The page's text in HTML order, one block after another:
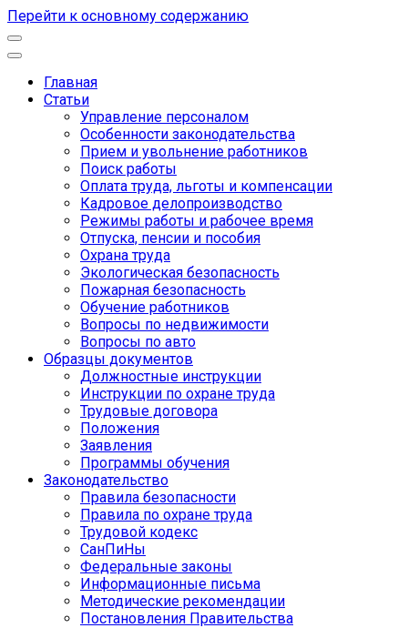
Перейти к основному содержанию
Основная
навигация
Главная
Статьи
Управление персоналом
Особенности законодательства
Прием и увольнение работников
Поиск работы
Оплата труда, льготы и компенсации
Кадровое делопроизводство
Режимы работы и рабочее время
Отпуска, пенсии и пособия
Охрана труда
Экологическая безопасность
Пожарная безопасность
Обучение работников
Вопросы по недвижимости
Вопросы по авто
Образцы документов
Должностные инструкции
Инструкции по охране труда
Трудовые договора
Положения
Заявления
Программы обучения
Законодательство
Правила безопасности
Правила по охране труда
Трудовой кодекс
СанПиНы
Федеральные законы
Информационные письма
Методические рекомендации
Постановления Правительства